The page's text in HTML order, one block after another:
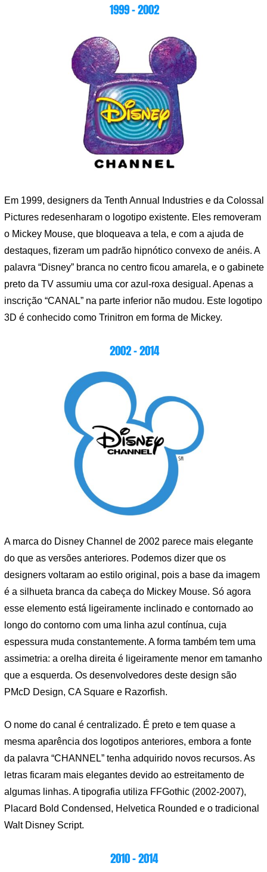
1999 – 2002
Em 1999, designers da Tenth Annual Industries e da Colossal
Pictures redesenharam o logotipo existente. Eles removeram
o Mickey Mouse, que bloqueava a tela, e com a ajuda de
destaques, fizeram um padrão hipnótico convexo de anéis. A
palavra “Disney” branca no centro ficou amarela, e o gabinete
preto da TV assumiu uma cor azul-roxa desigual. Apenas a
inscrição “CANAL” na parte inferior não mudou. Este logotipo
3D é conhecido como Trinitron em forma de Mickey.
2002 – 2014
A marca do Disney Channel de 2002 parece mais elegante
do que as versões anteriores. Podemos dizer que os
designers voltaram ao estilo original, pois a base da imagem
é a silhueta branca da cabeça do Mickey Mouse. Só agora
esse elemento está ligeiramente inclinado e contornado ao
longo do contorno com uma linha azul contínua, cuja
espessura muda constantemente. A forma também tem uma
assimetria: a orelha direita é ligeiramente menor em tamanho
que a esquerda. Os desenvolvedores deste design são
PMcD Design, CA Square e Razorfish.
O nome do canal é centralizado. É preto e tem quase a
mesma aparência dos logotipos anteriores, embora a fonte
da palavra “CHANNEL” tenha adquirido novos recursos. As
letras ficaram mais elegantes devido ao estreitamento de
algumas linhas. A tipografia utiliza FFGothic (2002-2007),
Placard Bold Condensed, Helvetica Rounded e o tradicional
Walt Disney Script.
2010 – 2014